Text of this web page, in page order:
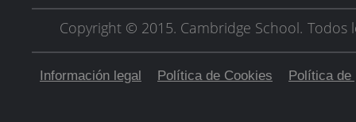
Copyright © 2015. Cambridge School. Todos
Información legal Política de Cookies Política de